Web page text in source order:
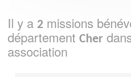
Il y a 2 missions
département Cher
association